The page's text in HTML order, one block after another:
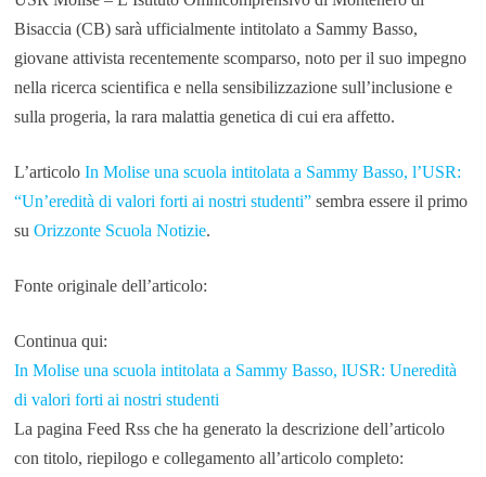
Bisaccia (CB) sarà ufficialmente intitolato a Sammy Basso,
giovane attivista recentemente scomparso, noto per il suo impegno
nella ricerca scientifica e nella sensibilizzazione sull’inclusione e
sulla progeria, la rara malattia genetica di cui era affetto.
L’articolo In Molise una scuola intitolata a Sammy Basso, l’USR:
“Un’eredità di valori forti ai nostri studenti”sembra essere il primo
su Orizzonte Scuola Notizie.
Fonte originale dell’articolo:
Continua qui:
In Molise una scuola intitolata a Sammy Basso, lUSR: Uneredità
di valori forti ai nostri studenti
La pagina Feed Rss che ha generato la descrizione dell’articolo
con titolo, riepilogo e collegamento all’articolo completo: